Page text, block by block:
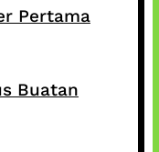
Pertama
Buatan